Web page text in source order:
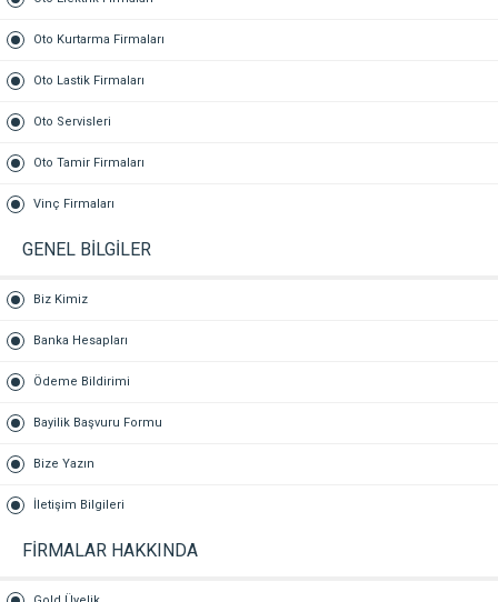
Oto Kurtarma Firmaları
Oto Lastik Firmaları
Oto Servisleri
Oto Tamir Firmaları
Vinç Firmaları
GENEL BİLGİLER
Biz Kimiz
Banka Hesapları
Ödeme Bildirimi
Bayilik Başvuru Formu
Bize Yazın
İletişim Bilgileri
FİRMALAR HAKKINDA